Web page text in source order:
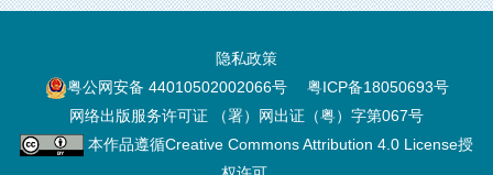
隐私政策
粤公网安备 44010502002066号
粤ICP备18050693号
网络出版服务许可证 （署）网出证（粤）字第067号
本作品遵循Creative Commons Attribution 4.0 License授